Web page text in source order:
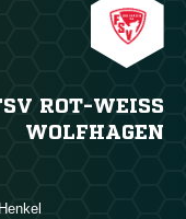
ROT-WEISS
WOLFHAGEN